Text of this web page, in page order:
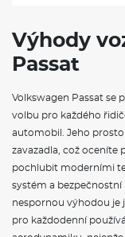
Paket Black Style
prémiové kůži
dodatečnými
barvě, zadní LED
(namísto
zatmavená boční
kufru, vrstvená
"Passat" v černé
černé barvě, kryty
Akční paket R-
Winter paket
Výhody
Passat
Volkswagen Passat se
volbu pro každého
automobil. Jeho
zavazadla, což oceníte
pochlubit moderními
systém a bezpečnostní
nespornou výhodou je
pro každodenní